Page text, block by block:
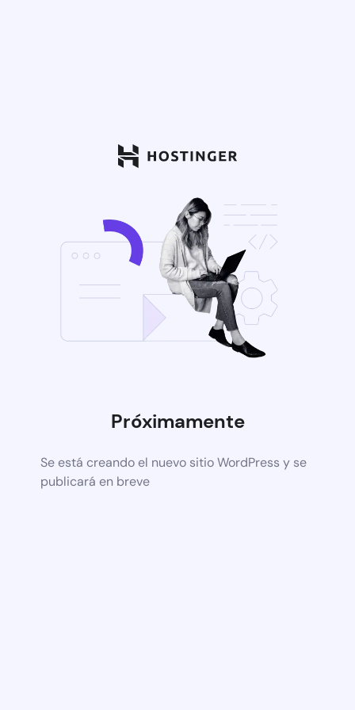
Próximamente
Se está creando el nuevo sitio WordPress y se
publicará en breve